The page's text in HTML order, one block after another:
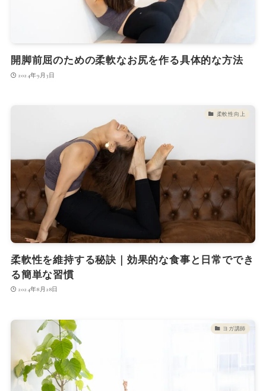
開脚前屈のための柔軟なお尻を作る具体的な方法
2024年9月3日
柔軟性向上
柔軟性を維持する秘訣｜効果的な食事と日常ででき
る簡単な習慣
2024年8月28日
ヨガ講師